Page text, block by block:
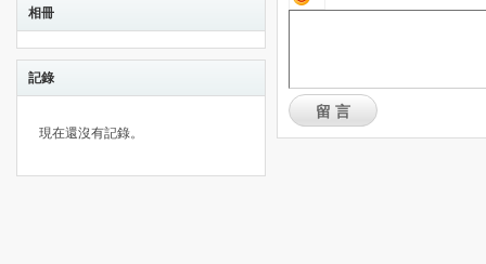
相冊
記錄
現在還沒有記錄。
留言